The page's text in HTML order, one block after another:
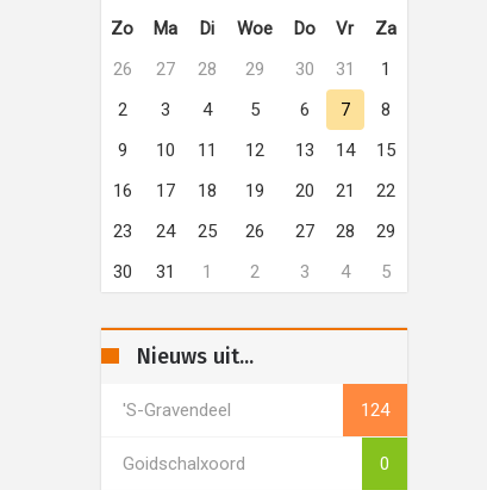
Zo
Ma Di Woe Do Vr
Za
26
27 28 29 30 31
1
2
3 4 5 6 7
8
9
10 11 12 13 14
15
16
17 18 19 20 21
22
23
24 25 26 27 28
29
30
31 1 2 3 4 5
Nieuws uit...
's-Gravendeel 124
Goidschalxoord 0